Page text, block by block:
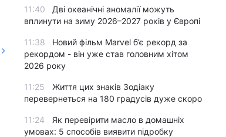
11:40
Дві океанічні аномалії можуть
вплинути на зиму 2026–2027 років у Європі
11:38
Новий фільм Marvel б’є рекорд за
рекордом - він уже став головним хітом
2026 року
11:25
Життя цих знаків Зодіаку
перевернеться на 180 градусів дуже скоро
11:24
Як перевірити масло в домашніх
умовах: 5 способів виявити підробку